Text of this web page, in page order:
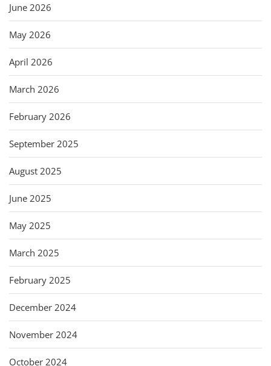
June 2026
May 2026
April 2026
March 2026
February 2026
September 2025
August 2025
June 2025
May 2025
March 2025
February 2025
December 2024
November 2024
October 2024